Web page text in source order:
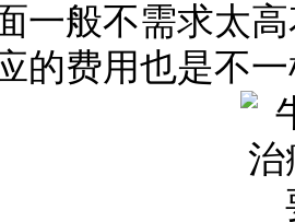
一般不需求太
的费用也是不